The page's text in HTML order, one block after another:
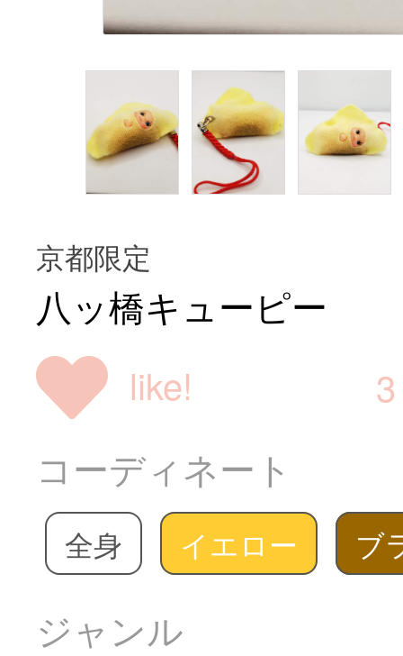
京都限定
八ッ橋キューピー
like!
3
コーディネート
全身 イエロー ブ
ジャンル